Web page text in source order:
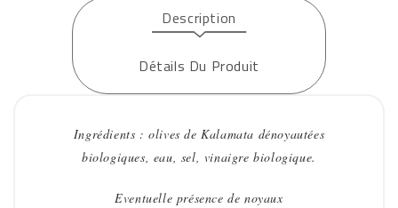
Description
Détails Du Produit
Ingrédients : olives de Kalamata dénoyautées
biologiques, eau, sel, vinaigre biologique.
Eventuelle présence de noyaux